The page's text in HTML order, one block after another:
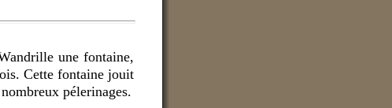
une fontaine,
Cette fontaine jouit
pélerinages.